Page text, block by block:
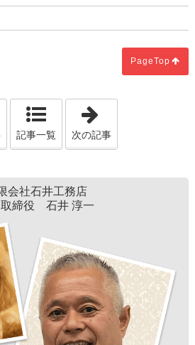
PageTop
「【CTによる異常早期発見】について」
記事一覧 次の記事
会社石井工務店
締役 石井 淳一